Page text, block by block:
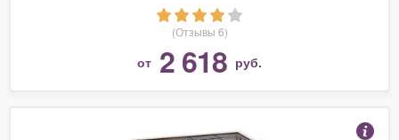
(Отзывы 6)
от 2 618 руб.